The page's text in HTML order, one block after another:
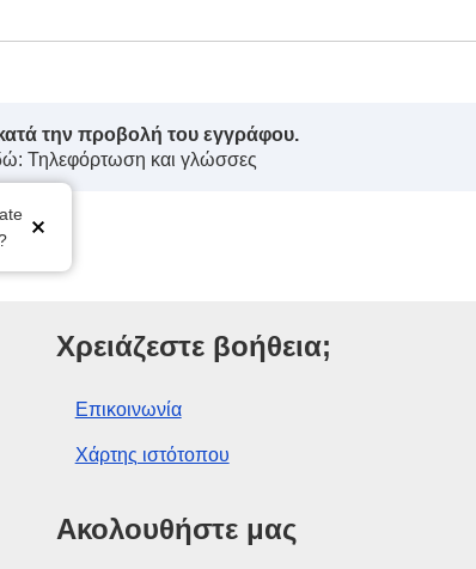
την προβολή του εγγράφου.
Τηλεφόρτωση και γλώσσες
Ένωσης
Χρειάζεστε βοήθεια;
Επικοινωνία
Χάρτης ιστότοπου
Ακολουθήστε μας